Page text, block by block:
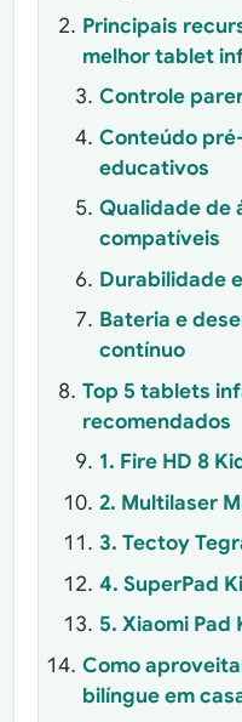
Principais
melhor tablet
Controle
Conteúdo
educativos
Qualidade de
compatíveis
Durabilidade
Bateria e
contínuo
Top 5 tablets
recomendados
1. Fire HD 8
2. Multilaser
3. Tectoy
4. SuperPad
5. Xiaomi Pad
Como
bilíngue em